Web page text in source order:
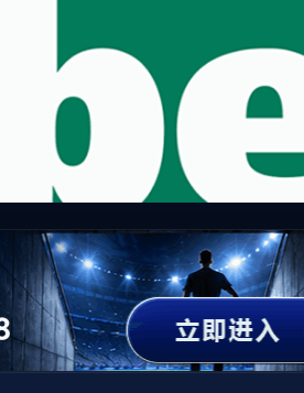
市公司(CHN-VIP认证)官网